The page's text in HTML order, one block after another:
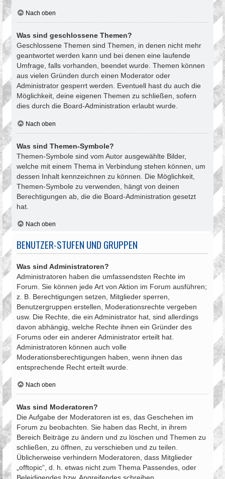
Nach oben
Was sind geschlossene Themen?
Geschlossene Themen sind Themen, in denen nicht mehr
geantwortet werden kann und bei denen eine laufende
Umfrage, falls vorhanden, beendet wurde. Themen können
aus vielen Gründen durch einen Moderator oder
Administrator gesperrt werden. Eventuell hast du auch die
Möglichkeit, deine eigenen Themen zu schließen, sofern
dies durch die Board-Administration erlaubt wurde.
Nach oben
Was sind Themen-Symbole?
Themen-Symbole sind vom Autor ausgewählte Bilder,
welche mit einem Thema in Verbindung stehen können, um
dessen Inhalt kennzeichnen zu können. Die Möglichkeit,
Themen-Symbole zu verwenden, hängt von deinen
Berechtigungen ab, die die Board-Administration gesetzt
hat.
Nach oben
BENUTZER-STUFEN UND GRUPPEN
Was sind Administratoren?
Administratoren haben die umfassendsten Rechte im
Forum. Sie können jede Art von Aktion im Forum ausführen;
z. B. Berechtigungen setzen, Mitglieder sperren,
Benutzergruppen erstellen, Moderationsrechte vergeben
usw. Die Rechte, die ein Administrator hat, sind allerdings
davon abhängig, welche Rechte ihnen ein Gründer des
Forums oder ein anderer Administrator erteilt hat.
Administratoren können auch volle
Moderationsberechtigungen haben, wenn ihnen das
entsprechende Recht erteilt wurde.
Nach oben
Was sind Moderatoren?
Die Aufgabe der Moderatoren ist es, das Geschehen im
Forum zu beobachten. Sie haben das Recht, in ihrem
Bereich Beiträge zu ändern und zu löschen und Themen zu
schließen, zu öffnen, zu verschieben und zu teilen.
Üblicherweise verhindern Moderatoren, dass Mitglieder
„offtopic“, d. h. etwas nicht zum Thema Passendes, oder